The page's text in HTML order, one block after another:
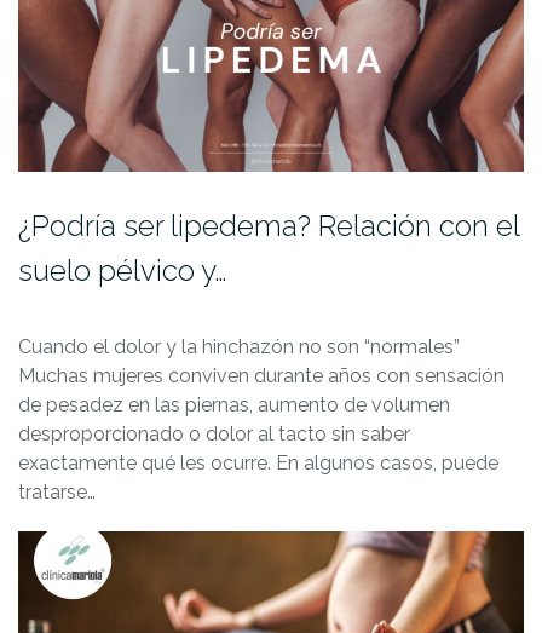
¿Podría ser lipedema? Relación con el
suelo pélvico y…
Cuando el dolor y la hinchazón no son “normales”
Muchas mujeres conviven durante años con sensación
de pesadez en las piernas, aumento de volumen
desproporcionado o dolor al tacto sin saber
exactamente qué les ocurre. En algunos casos, puede
tratarse…